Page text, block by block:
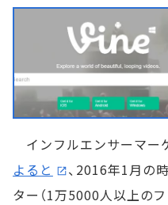
インフルエンサーマー
よると
、2016年1月の
ター（1万5000人以上の